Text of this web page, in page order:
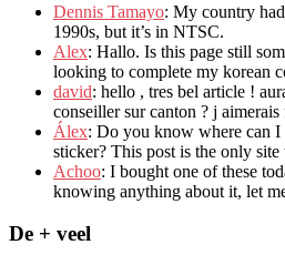
Dennis Tamayo: My country
1990s, but it’s in NTSC.
Alex: Hallo. Is this page still
looking to complete my korean
david: hello , tres bel article !
conseiller sur canton ? j aimerais
Álex: Do you know where can I
sticker? This post is the only site
Achoo: I bought one of these
knowing anything about it, let
De + veel